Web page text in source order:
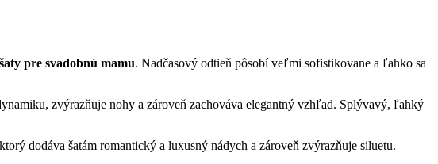
šaty pre svadobnú mamu. Nadčasový odtieň pôsobí veľmi sofistikovane a ľahko sa
zvýrazňuje nohy a zároveň zachováva elegantný vzhľad. Splývavý, ľahký
dodáva šatám romantický a luxusný nádych a zároveň zvýrazňuje siluetu.